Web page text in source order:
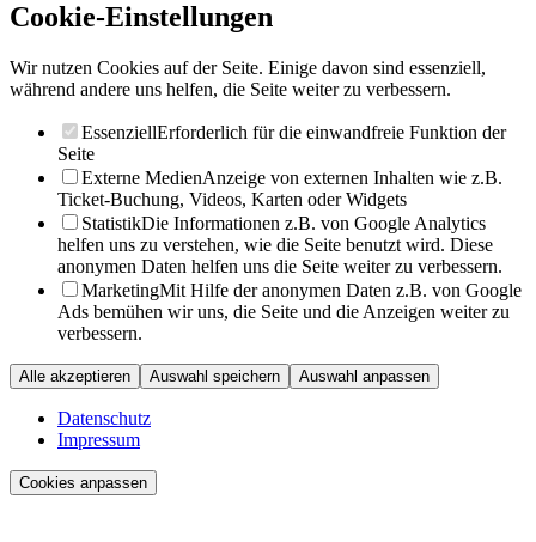
Cookie-Einstellungen
Wir nutzen Cookies auf der Seite. Einige davon sind essenziell,
während andere uns helfen, die Seite weiter zu verbessern.
EssenziellErforderlich für die einwandfreie Funktion der
Seite
Externe MedienAnzeige von externen Inhalten wie z.B.
Ticket-Buchung, Videos, Karten oder Widgets
StatistikDie Informationen z.B. von Google Analytics
helfen uns zu verstehen, wie die Seite benutzt wird. Diese
anonymen Daten helfen uns die Seite weiter zu verbessern.
MarketingMit Hilfe der anonymen Daten z.B. von Google
Ads bemühen wir uns, die Seite und die Anzeigen weiter zu
verbessern.
Alle akzeptieren Auswahl speichern Auswahl anpassen
Datenschutz
Impressum
Cookies anpassen